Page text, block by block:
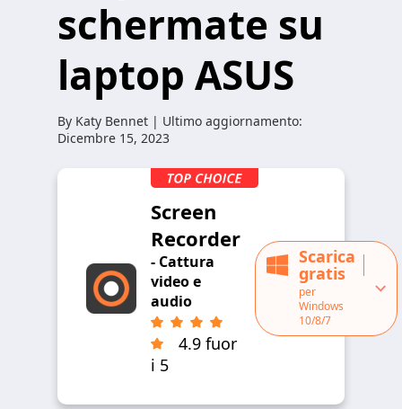
schermate su
laptop ASUS
By Katy Bennet | Ultimo aggiornamento:
Dicembre 15, 2023
Screen
Recorder
- Cattura
video e
audio
4.9 fuor
i 5
Scarica
gratis
per
Windows
10/8/7